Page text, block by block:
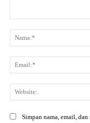
Simpan nama, email,